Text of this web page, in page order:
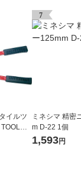
イルツ
）
GK-1
7
ミネシマ 精密
m D-22 1個
1,593円